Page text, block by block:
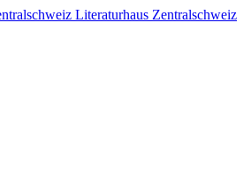
Literaturhaus Zentralschweiz